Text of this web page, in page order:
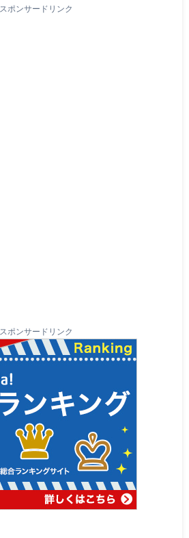
スポンサードリンク
スポンサードリンク